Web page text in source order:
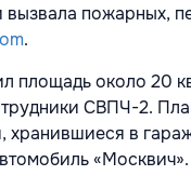
вызвала пожарных,
.
площадь около 20
СВПЧ-2.
хранившиеся в
«Москвич».